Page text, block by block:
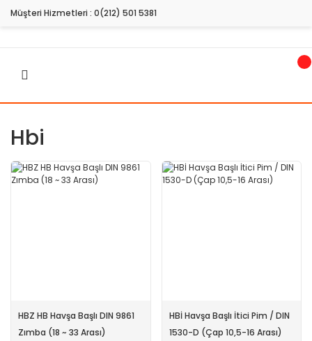
Müşteri Hizmetleri : 0(212) 501 5381
Hbi
HBZ HB Havşa Başlı DIN 9861
Zımba (18 ~ 33 Arası)
HBİ Havşa Başlı İtici Pim / DIN
1530-D (Çap 10,5-16 Arası)